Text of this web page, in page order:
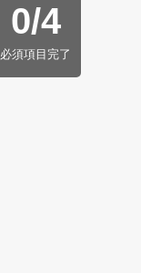
0/4
必須項目完了